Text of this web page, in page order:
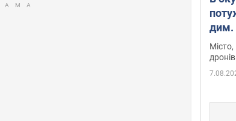
дим.
дронів